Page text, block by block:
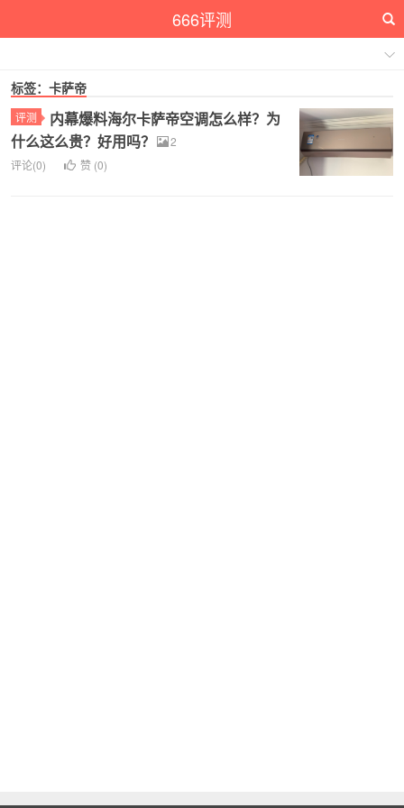
666评测
标签：卡萨帝
评测
内幕爆料海尔卡萨帝空调怎么样？为
什么这么贵？好用吗？
2
评论(0)
赞 (0)